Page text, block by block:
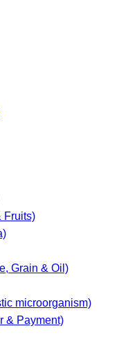
Fruits)
Grain & Oil)
microorganism)
& Payment)